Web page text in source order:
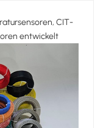
CIT-
entwickelt